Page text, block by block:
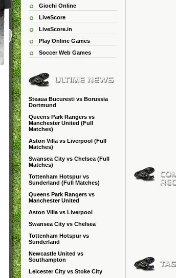
Giochi Online
LiveScore
LiveScore.in
Play Online Games
Soccer Web Games
Steaua Bucuresti vs Borussia
Dortmund
Queens Park Rangers vs
Manchester United (Full
Matches)
Aston Villa vs Liverpool (Full
Matches)
Swansea City vs Chelsea (Full
Matches)
Tottenham Hotspur vs
Sunderland (Full Matches)
Queens Park Rangers vs
Manchester United
Aston Villa vs Liverpool
Swansea City vs Chelsea
Tottenham Hotspur vs
Sunderland
Newcastle United vs
Southampton
Leicester City vs Stoke City